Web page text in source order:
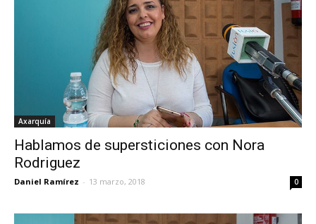
Axarquía
Hablamos de supersticiones con Nora
Rodriguez
Daniel Ramírez - 13 marzo, 2018 0